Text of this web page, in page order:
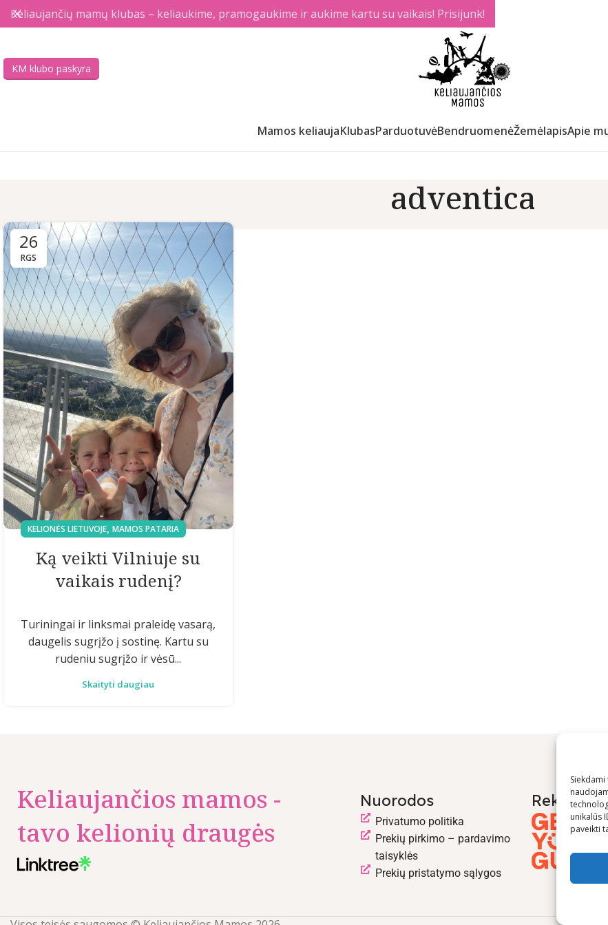
unikalūs
paveikti
KM klubo paskyra
Mamos keliaujaKlubasParduotuvėBendruomenėŽemėlapisApie
adventica
26
RGS
KELIONĖS LIETUVOJE, MAMOS PATARIA
Ką veikti Vilniuje su
vaikais rudenį?
Turiningai ir linksmai praleidę vasarą,
daugelis sugrįžo į sostinę. Kartu su
rudeniu sugrįžo ir vėsū...
Skaityti daugiau
Keliaujančios mamos -
tavo kelionių draugės
Nuorodos
Privatumo politika
Prekių pirkimo – pardavimo
taisyklės
Prekių pristatymo sąlygos
Keliaujančių mamų klubas – keliaukime, pramogaukime ir aukime kartu su vaikais! Prisijunk!